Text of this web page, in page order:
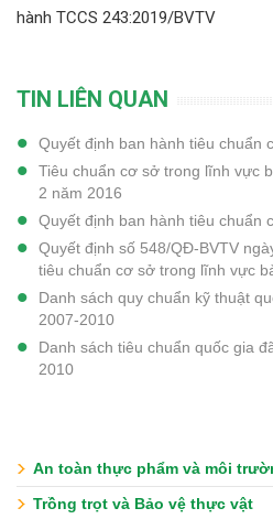
hành TCCS 243:2019/BVTV
TIN LIÊN QUAN
Quyết định ban hành tiêu chuẩn
Tiêu chuẩn cơ sở trong lĩnh vực
2 năm 2016
Quyết định ban hành tiêu chuẩn
Quyết định số 548/QĐ-BVTV
tiêu chuẩn cơ sở trong lĩnh vực
Danh sách quy chuẩn kỹ thuật
2007-2010
Danh sách tiêu chuẩn quốc gia
2010
An toàn thực phẩm và môi
Trồng trọt và Bảo vệ thực vật